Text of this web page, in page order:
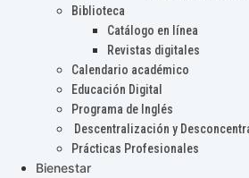
Biblioteca
Catálogo en línea
Revistas digitales
Calendario académico
Educación Digital
Programa de Inglés
Descentralización y
Prácticas Profesionales
Bienestar